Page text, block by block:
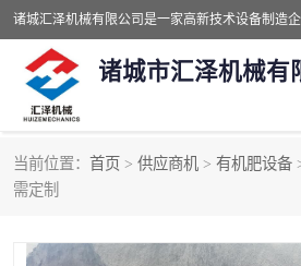
诸城市汇泽机械有
当前位置： 首页 > 供应商机 > 有机肥设备
需定制
发酵设备
鸡粪发酵机 有